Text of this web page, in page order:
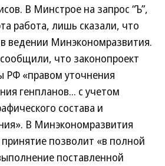
В Минстрое на запрос “Ъ”,
работа, лишь сказали, что
ведении Минэкономразвития.
что законопроект
РФ «правом уточнения
генпланов... с учетом
состава и
В Минэкономразвития
позволит «в полной
поставленной